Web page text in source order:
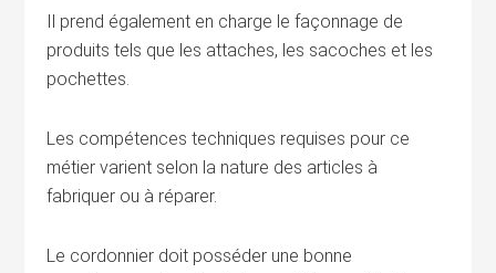
Il prend également en charge le façonnage de
produits tels que les attaches, les sacoches et les
pochettes.
Les compétences techniques requises pour ce
métier varient selon la nature des articles à
fabriquer ou à réparer.
Le cordonnier doit posséder une bonne